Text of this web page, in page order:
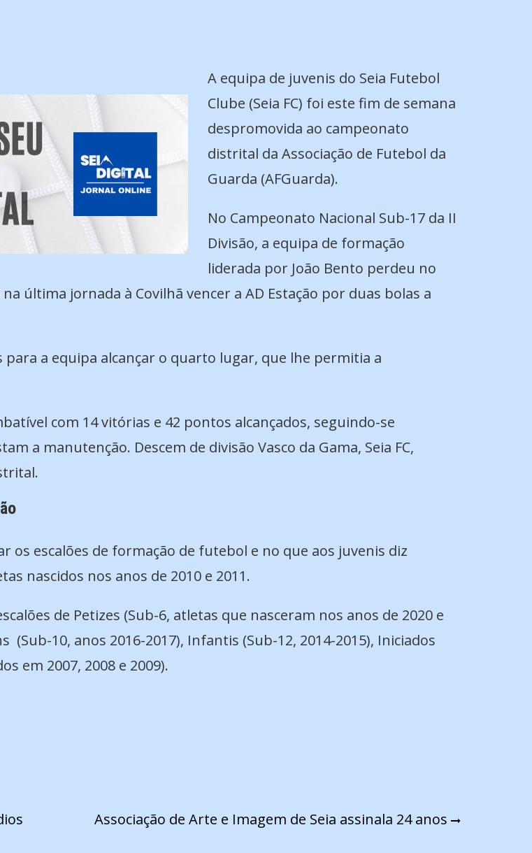
A equipa de juvenis do Seia Futebol
Clube (Seia FC) foi este fim de semana
despromovida ao campeonato
distrital da Associação de Futebol da
Guarda (AFGuarda).
No Campeonato Nacional Sub-17 da II
Divisão, a equipa de formação
liderada por João Bento perdeu no
última jornada à Covilhã vencer a AD Estação por duas bolas a
a equipa alcançar o quarto lugar, que lhe permitia a
com 14 vitórias e 42 pontos alcançados, seguindo-se
a manutenção. Descem de divisão Vasco da Gama, Seia FC,
os escalões de formação de futebol e no que aos juvenis diz
nascidos nos anos de 2010 e 2011.
de Petizes (Sub-6, atletas que nasceram nos anos de 2020 e
(Sub-10, anos 2016-2017), Infantis (Sub-12, 2014-2015), Iniciados
em 2007, 2008 e 2009).
Associação de Arte e Imagem de Seia assinala 24 anos